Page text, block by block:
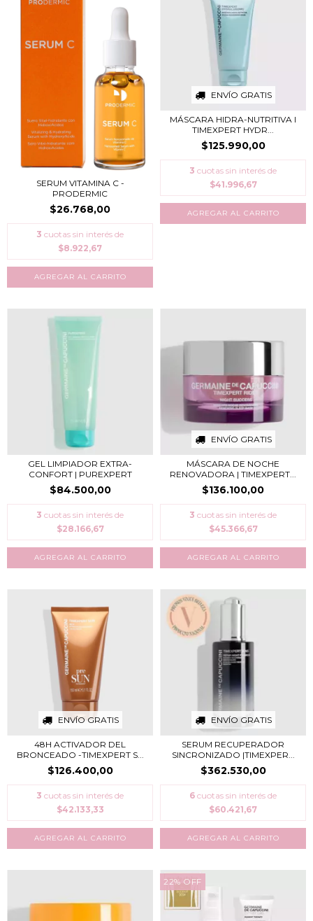
SERUM VITAMINA C -
PRODERMIC
$26.768,00
3 cuotas sin interés de
$8.922,67
ENVÍO GRATIS
MÁSCARA HIDRA-NUTRITIVA I
TIMEXPERT HYDR...
$125.990,00
3 cuotas sin interés de
$41.996,67
GEL LIMPIADOR EXTRA-
CONFORT | PUREXPERT
$84.500,00
3 cuotas sin interés de
$28.166,67
ENVÍO GRATIS
MÁSCARA DE NOCHE
RENOVADORA | TIMEXPERT...
$136.100,00
3 cuotas sin interés de
$45.366,67
ENVÍO GRATIS
48H ACTIVADOR DEL
BRONCEADO -TIMEXPERT S...
$126.400,00
3 cuotas sin interés de
$42.133,33
ENVÍO GRATIS
SERUM RECUPERADOR
SINCRONIZADO |TIMEXPER...
$362.530,00
6 cuotas sin interés de
$60.421,67
22% OFF